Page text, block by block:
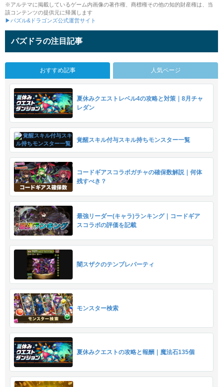
※アルテマに掲載しているゲーム内画像の著作権、商標権その他の知的財産権は、当
該コンテンツの提供元に帰属します
▶パズル&ドラゴンズ公式運営サイト
パズドラの注目記事
おすすめ記事 人気ページ
夏休みクエストレベル4の攻略と対策｜8月チャ
レダン
覚醒スキル付与スキル持ちモンスター一覧
コードギアスコラボガチャの確保数解説｜何体
残すべき？
最強リーダー(キャラ)ランキング｜コードギア
スコラボの評価を記載
闇スザクのテンプレパーティ
モンスター検索
夏休みクエストの攻略と報酬｜魔法石135個